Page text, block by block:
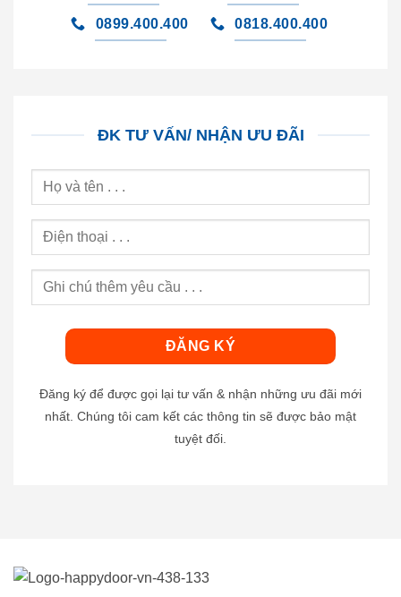
0899.400.400 0818.400.400
ĐK TƯ VẤN/ NHẬN ƯU ĐÃI
Đăng ký để được gọi lại tư vấn & nhận những ưu đãi mới
nhất. Chúng tôi cam kết các thông tin sẽ được bảo mật
tuyệt đối.